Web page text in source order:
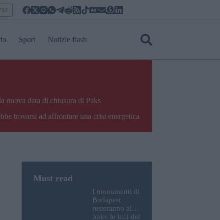
Sport Notizie flash
nuova data di chiusura di Paks
trovarsi ad affrontare una crisi energetica
I monumenti di
Budapest
resteranno al
buio: le luci del